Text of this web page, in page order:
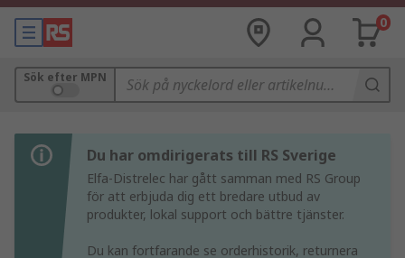
0
Sök efter MPN
Du har omdirigerats till RS Sverige
Elfa-Distrelec har gått samman med RS Group
för att erbjuda dig ett bredare utbud av
produkter, lokal support och bättre tjänster.
Du kan fortfarande se orderhistorik, returnera